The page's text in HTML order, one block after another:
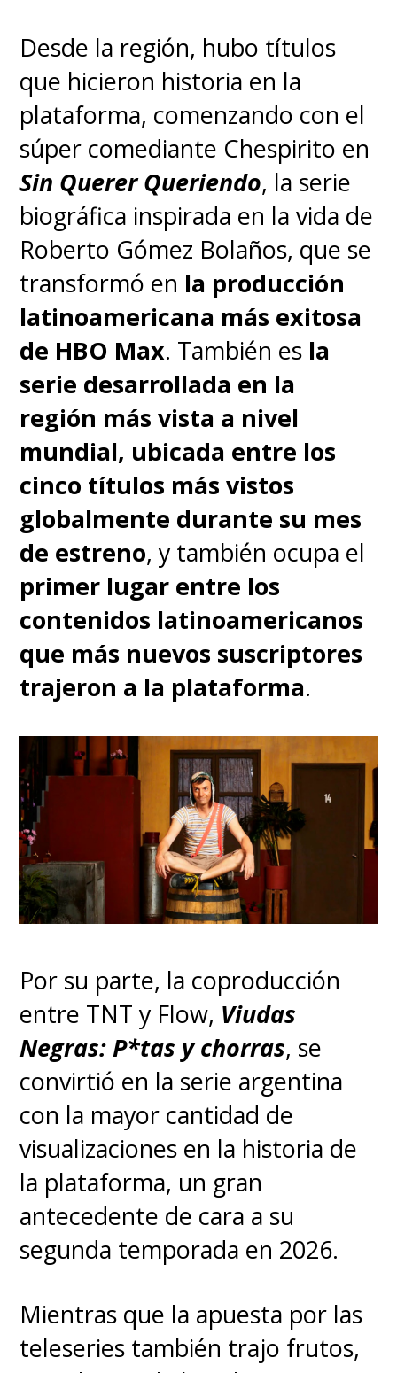
Desde la región, hubo títulos
que hicieron historia en la
plataforma, comenzando con el
súper comediante Chespirito en
Sin Querer Queriendo, la serie
biográfica inspirada en la vida de
Roberto Gómez Bolaños, que se
transformó en la producción
latinoamericana más exitosa
de HBO Max. También es la
serie desarrollada en la
región más vista a nivel
mundial, ubicada entre los
cinco títulos más vistos
globalmente durante su mes
de estreno, y también ocupa el
primer lugar entre los
contenidos latinoamericanos
que más nuevos suscriptores
trajeron a la plataforma.
Por su parte, la coproducción
entre TNT y Flow, Viudas
Negras: P*tas y chorras, se
convirtió en la serie argentina
con la mayor cantidad de
visualizaciones en la historia de
la plataforma, un gran
antecedente de cara a su
segunda temporada en 2026.
Mientras que la apuesta por las
teleseries también trajo frutos,